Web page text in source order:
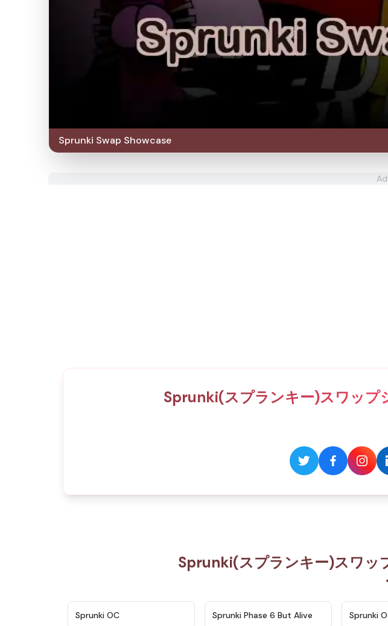
Sprunki Swap Showcase
Sprunki(スプランキー)スワップ
Sprunki(スプランキー)スワッ
Sprunki OC ★ 4.9
Sprunki Phase 6 But Alive Sprunki